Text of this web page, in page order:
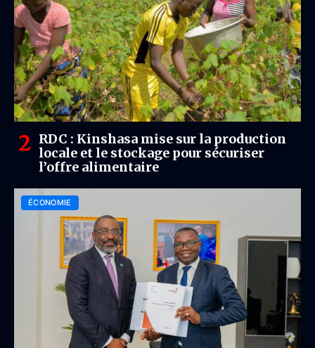
RDC : Kinshasa mise sur la production
locale et le stockage pour sécuriser
l’offre alimentaire
ÉCONOMIE